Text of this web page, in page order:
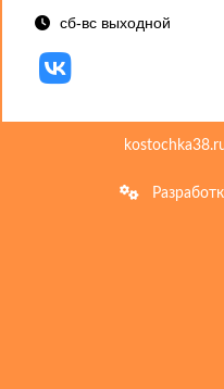
сб-вс выходной